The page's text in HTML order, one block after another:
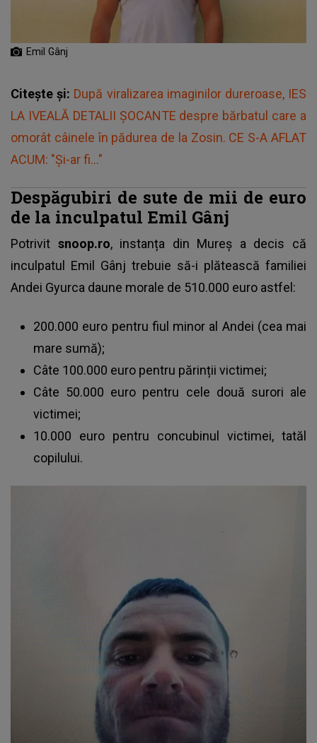
Emil Gânj
Citește și: După viralizarea imaginilor dureroase, IES
LA IVEALĂ DETALII ȘOCANTE despre bărbatul care a
omorât câinele în pădurea de la Zosin. CE S-A AFLAT
ACUM: "Și-ar fi..."
Despăgubiri de sute de mii de euro
de la inculpatul Emil Gânj
Potrivit snoop.ro, instanța din Mureș a decis că
inculpatul Emil Gânj trebuie să-i plătească familiei
Andei Gyurca daune morale de 510.000 euro astfel:
200.000 euro pentru fiul minor al Andei (cea mai
mare sumă);
Câte 100.000 euro pentru părinții victimei;
Câte 50.000 euro pentru cele două surori ale
victimei;
10.000 euro pentru concubinul victimei, tatăl
copilului.